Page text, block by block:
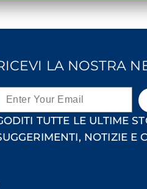
LA NOSTRA
TUTTE LE ULTIME
NOTIZIE E